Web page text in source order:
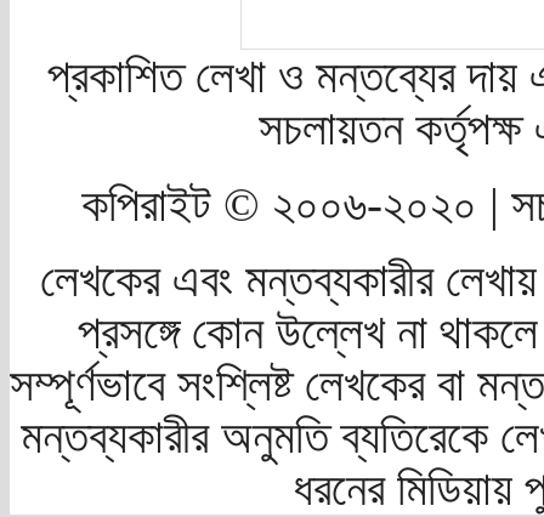
প্রকাশিত লেখা ও মন্তব্যের দায়
সচলায়তন
কপিরাইট © ২০০৬-২০২০ |
লেখকের এবং মন্তব্যকারীর
প্রসঙ্গে কোন উল্লেখ না
সম্পূর্ণভাবে সংশ্লিষ্ট লেখকের বা
মন্তব্যকারীর অনুমতি ব্যতিরেকে
ধরনের মিডিয়ায়